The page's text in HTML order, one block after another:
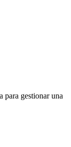
para gestionar una